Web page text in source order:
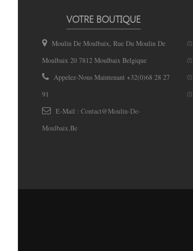
VOTRE BOUTIQUE
Moulin De Moulbaix, Rue Du Moulin De
Moulbaix 20 7812 Moulbaix Belgique
Appelez-Nous Maintenant +32(0)68 28 27
91
E-Mail : Contact@moulin-De-
Moulbaix.be